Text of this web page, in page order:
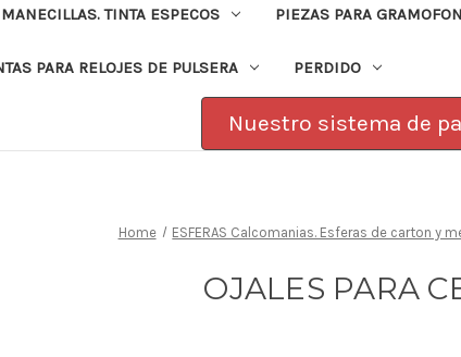
TINTA ESPECOS PIEZAS PARA
PARA RELOJES DE PULSERA PERDIDO
Nuestro sistema de
Home ESFERAS Calcomanias. Esferas de carton y
OJALES PARA